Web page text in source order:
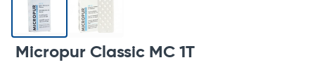
Micropur Classic MC 1T